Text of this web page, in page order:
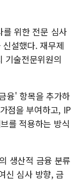
를 위한 전문 심사
설했다. 재무제
기술전문위원의
융' 항목을 추가하
점을 부여하고, IP
를 적용하는 방식
생산적 금융 분류
신 심사 방향, 금